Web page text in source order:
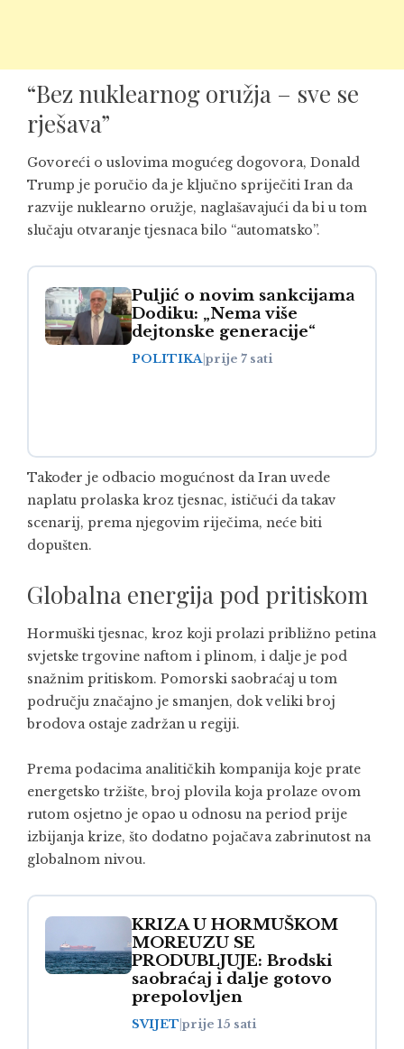
“Bez nuklearnog oružja – sve se
rješava”
Govoreći o uslovima mogućeg dogovora, Donald
Trump je poručio da je ključno spriječiti Iran da
razvije nuklearno oružje, naglašavajući da bi u tom
slučaju otvaranje tjesnaca bilo “automatsko”.
Puljić o novim sankcijama
Dodiku: „Nema više
dejtonske generacije“
POLITIKAprije 7 sati
Također je odbacio mogućnost da Iran uvede
naplatu prolaska kroz tjesnac, ističući da takav
scenarij, prema njegovim riječima, neće biti
dopušten.
Globalna energija pod pritiskom
Hormuški tjesnac, kroz koji prolazi približno petina
svjetske trgovine naftom i plinom, i dalje je pod
snažnim pritiskom. Pomorski saobraćaj u tom
području značajno je smanjen, dok veliki broj
brodova ostaje zadržan u regiji.
Prema podacima analitičkih kompanija koje prate
energetsko tržište, broj plovila koja prolaze ovom
rutom osjetno je opao u odnosu na period prije
izbijanja krize, što dodatno pojačava zabrinutost na
globalnom nivou.
KRIZA U HORMUŠKOM
MOREUZU SE
PRODUBLJUJE: Brodski
saobraćaj i dalje gotovo
prepolovljen
SVIJET prije 15 sati